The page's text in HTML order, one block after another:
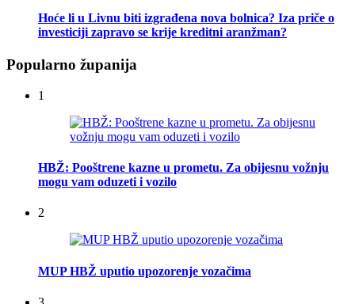
Hoće li u Livnu biti izgrađena nova bolnica? Iza priče o
investiciji zapravo se krije kreditni aranžman?
Popularno županija
1
HBŽ: Pooštrene kazne u prometu. Za obijesnu vožnju
mogu vam oduzeti i vozilo
2
MUP HBŽ uputio upozorenje vozačima